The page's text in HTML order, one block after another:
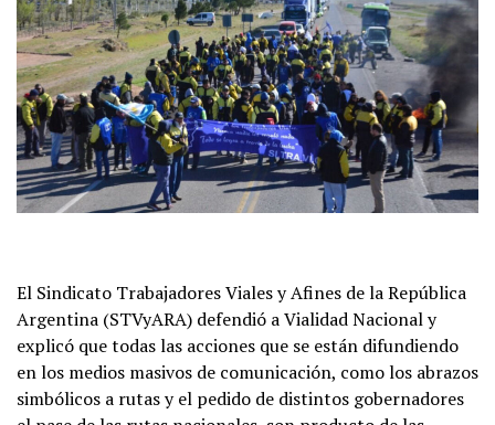
El Sindicato Trabajadores Viales y Afines de la República
Argentina (STVyARA) defendió a Vialidad Nacional y
explicó que todas las acciones que se están difundiendo
en los medios masivos de comunicación, como los abrazos
simbólicos a rutas y el pedido de distintos gobernadores